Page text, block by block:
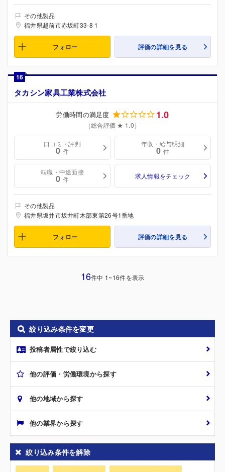
その他製品
福井県越前市赤坂町33-8 1
フォロー 評価の詳細を見る
16
タカシン家具工業株式会社
労働時間の満足度 1.0
（総合評価 ★ 1.0）
口コミ・評判
0 件
年収・給与明細
0 件
転職・中途面接
0 件 求人情報をチェック
その他製品
福井県坂井市坂井町木部東第26号1番地
フォロー 評価の詳細を見る
16件中 1~16件を表示
絞り込み条件を変更
投稿者属性で絞り込む
他の評価・労働環境から探す
他の地域から探す
他の業界から探す
絞り込み条件を解除